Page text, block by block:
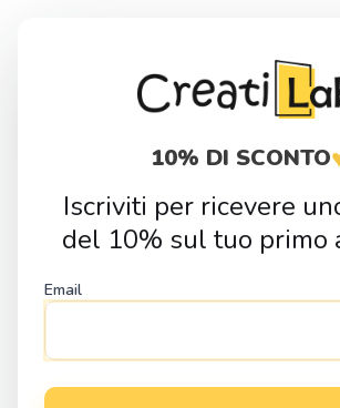
Home Fai da Te Sagome in Legno Natura
Rosa Bocciolo
10% DI SCONTO
Iscriviti per ricevere
del 10% sul tuo primo
Email